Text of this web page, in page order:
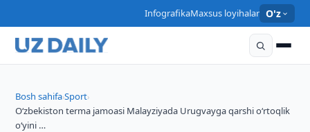
InfografikaMaxsus loyihalar O'z
Bosh sahifa›Sport›
O‘zbekiston terma jamoasi Malayziyada Urugvayga qarshi o‘rtoqlik
o‘yini …